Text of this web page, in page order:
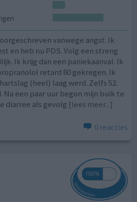
vanwege angst. Ik
en heb nu PDS. Volg een streng
Ik krijg dan een paniekaanval. Ik
retard 80 gekregen. Ik
(heel) laag werd. Zelfs 52.
Na een paar uur begon mijn buik te
diarree als gevolg [lees meer...]
0 reacties